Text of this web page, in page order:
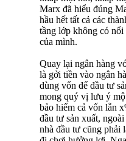
Marx đã hiểu đúng
hầu hết tất cả các
tầng lớp không có nổi
của mình.
Quay lại ngân hàng
là gởi tiền vào ngân
dùng vốn để đầu tư
mong quý vị lưu ‎ý
bảo hiểm cả vốn lẫn
đầu tư sản xuất,
nhà đầu tư cũng phải